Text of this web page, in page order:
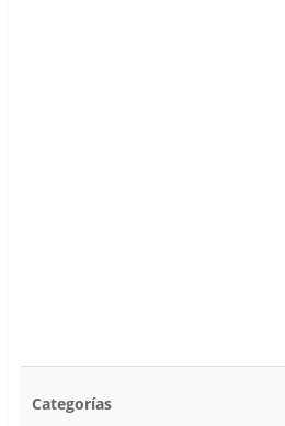
Categorías